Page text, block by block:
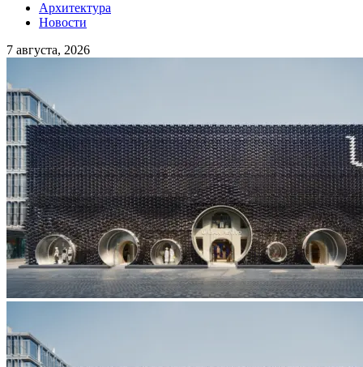
Архитектура
Новости
7 августа, 2026